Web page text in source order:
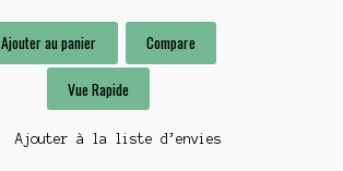
Ajouter au panier Compare
Vue Rapide
Ajouter à la liste d’envies